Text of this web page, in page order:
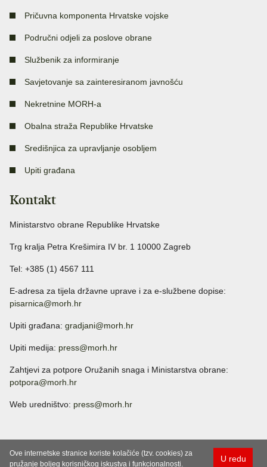
Pričuvna komponenta Hrvatske vojske
Područni odjeli za poslove obrane
Službenik za informiranje
Savjetovanje sa zainteresiranom javnošću
Nekretnine MORH-a
Obalna straža Republike Hrvatske
Središnjica za upravljanje osobljem
Upiti građana
Kontakt
Ministarstvo obrane Republike Hrvatske
Trg kralja Petra Krešimira IV br. 1 10000 Zagreb
Tel: +385 (1) 4567 111
E-adresa za tijela državne uprave i za e-službene dopise:
pisarnica@morh.hr
Upiti građana: gradjani@morh.hr
Upiti medija: press@morh.hr
Zahtjevi za potpore Oružanih snaga i Ministarstva obrane:
potpora@morh.hr
Web uredništvo: press@morh.hr
U redu
Ove internetske stranice koriste kolačiće (tzv. cookies) za
pružanje boljeg korisničkog iskustva i funkcionalnosti.